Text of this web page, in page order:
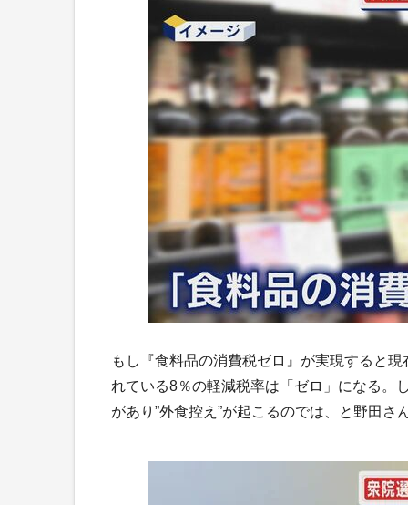
もし『食料品の消費税ゼロ』が実現すると
れている8％の軽減税率は「ゼロ」になる。
があり”外食控え”が起こるのでは、と野田さ